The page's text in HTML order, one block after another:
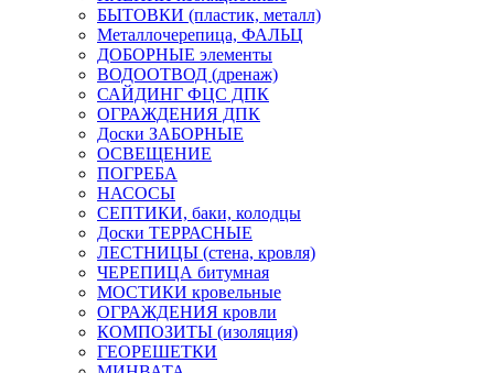
БЫТОВКИ (пластик, металл)
Металлочерепица, ФАЛЬЦ
ДОБОРНЫЕ элементы
ВОДООТВОД (дренаж)
САЙДИНГ ФЦС ДПК
ОГРАЖДЕНИЯ ДПК
Доски ЗАБОРНЫЕ
ОСВЕЩЕНИЕ
ПОГРЕБА
НАСОСЫ
СЕПТИКИ, баки, колодцы
Доски ТЕРРАСНЫЕ
ЛЕСТНИЦЫ (стена, кровля)
ЧЕРЕПИЦА битумная
МОСТИКИ кровельные
ОГРАЖДЕНИЯ кровли
КОМПОЗИТЫ (изоляция)
ГЕОРЕШЕТКИ